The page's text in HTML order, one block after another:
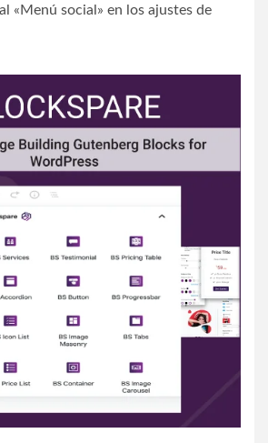
«Menú social» en los ajustes de